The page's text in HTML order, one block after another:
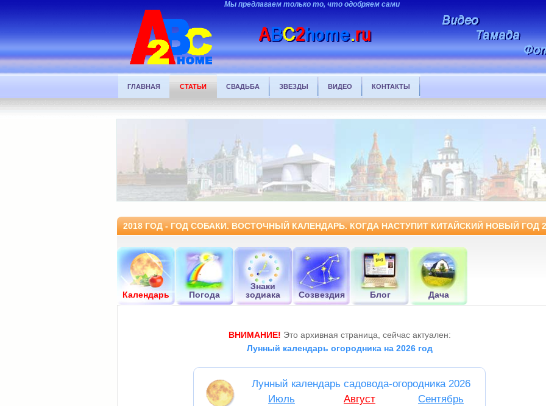
Мы предлагаем только то, что одобряем сами
ГЛАВНАЯ СТАТЬИ СВАДЬБА ЗВЕЗДЫ ВИДЕО КОНТАКТЫ
2018 ГОД - ГОД СОБАКИ. ВОСТОЧНЫЙ КАЛЕНДАРЬ. КОГДА НАСТУПИТ КИТАЙСКИЙ НОВЫЙ ГОД
Календарь Погода
Знаки
зодиака
Созвездия Блог Дача
ВНИМАНИЕ! Это архивная страница, сейчас актуален:
Лунный календарь огородника на 2026 год
Лунный календарь садовода-огородника 2026
Июль
Август Сентябрь